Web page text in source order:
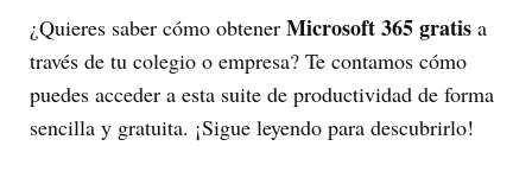
¿Quieres saber cómo obtener Microsoft 365 gratis a
través de tu colegio o empresa? Te contamos cómo
puedes acceder a esta suite de productividad de forma
sencilla y gratuita. ¡Sigue leyendo para descubrirlo!